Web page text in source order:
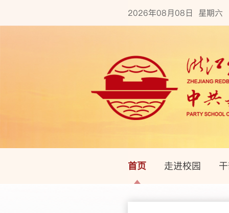
2026年08月08日 星期六
首页 走进校园